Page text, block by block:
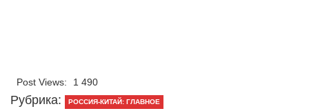
Post Views: 1 490
Рубрика: РОССИЯ-КИТАЙ: ГЛАВНОЕ